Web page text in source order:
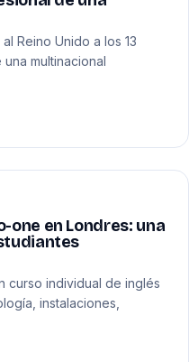
Reino Unido a los 13
multinacional
one en Londres: una
curso individual de inglés
instalaciones,